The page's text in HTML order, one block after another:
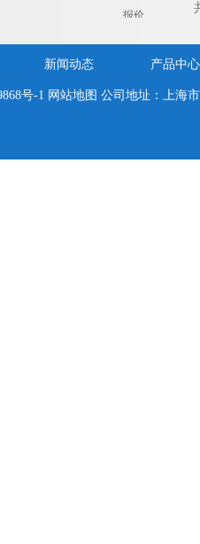
新闻动态 产品中心
号-1 网站地图 公司地址：上海